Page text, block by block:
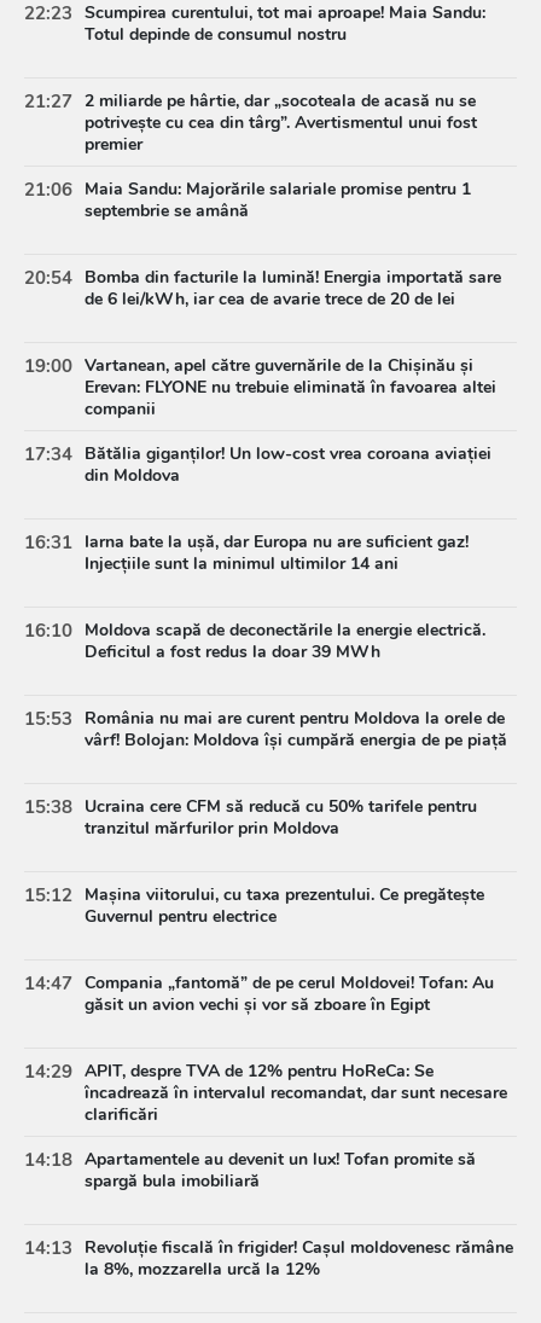
22:23 Scumpirea curentului, tot mai aproape! Maia Sandu:
Totul depinde de consumul nostru
21:27 2 miliarde pe hârtie, dar „socoteala de acasă nu se
potrivește cu cea din târg”. Avertismentul unui fost
premier
21:06 Maia Sandu: Majorările salariale promise pentru 1
septembrie se amână
20:54 Bomba din facturile la lumină! Energia importată sare
de 6 lei/kWh, iar cea de avarie trece de 20 de lei
19:00 Vartanean, apel către guvernările de la Chișinău și
Erevan: FLYONE nu trebuie eliminată în favoarea altei
companii
17:34 Bătălia giganților! Un low-cost vrea coroana aviației
din Moldova
16:31 Iarna bate la ușă, dar Europa nu are suficient gaz!
Injecțiile sunt la minimul ultimilor 14 ani
16:10 Moldova scapă de deconectările la energie electrică.
Deficitul a fost redus la doar 39 MWh
15:53
România nu mai are curent pentru Moldova la orele de
vârf! Bolojan: Moldova își cumpără energia de pe piață
15:38 Ucraina cere CFM să reducă cu 50% tarifele pentru
tranzitul mărfurilor prin Moldova
15:12 Mașina viitorului, cu taxa prezentului. Ce pregătește
Guvernul pentru electrice
14:47 Compania „fantomă” de pe cerul Moldovei! Tofan: Au
găsit un avion vechi și vor să zboare în Egipt
14:29 APIT, despre TVA de 12% pentru HoReCa: Se
încadrează în intervalul recomandat, dar sunt necesare
clarificări
14:18 Apartamentele au devenit un lux! Tofan promite să
spargă bula imobiliară
14:13
Revoluție fiscală în frigider! Cașul moldovenesc rămâne
la 8%, mozzarella urcă la 12%